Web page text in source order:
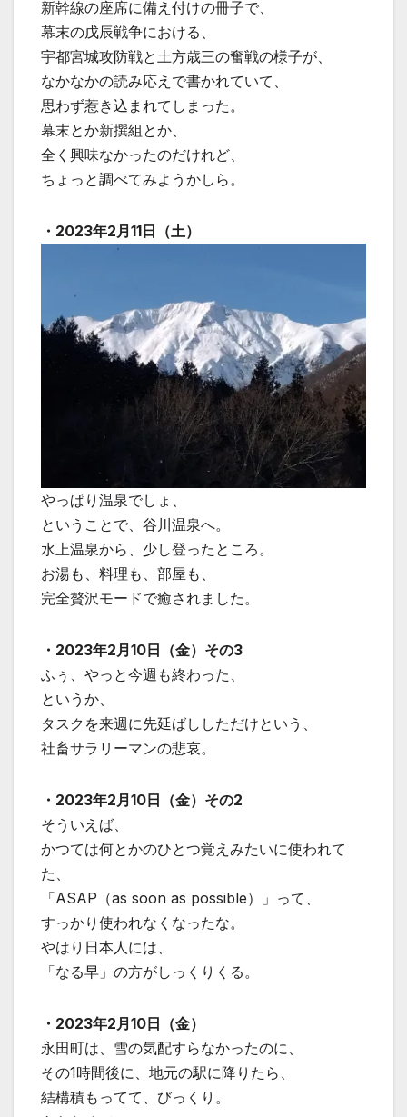
新幹線の座席に備え付けの冊子で、
幕末の戊辰戦争における、
宇都宮城攻防戦と土方歳三の奮戦の様子が、
なかなかの読み応えで書かれていて、
思わず惹き込まれてしまった。
幕末とか新撰組とか、
全く興味なかったのだけれど、
ちょっと調べてみようかしら。
・2023年2月11日（土）
やっぱり温泉でしょ、
ということで、谷川温泉へ。
水上温泉から、少し登ったところ。
お湯も、料理も、部屋も、
完全贅沢モードで癒されました。
・2023年2月10日（金）その3
ふぅ、やっと今週も終わった、
というか、
タスクを来週に先延ばししただけという、
社畜サラリーマンの悲哀。
・2023年2月10日（金）その2
そういえば、
かつては何とかのひとつ覚えみたいに使われて
た、
「ASAP（as soon as possible）」って、
すっかり使われなくなったな。
やはり日本人には、
「なる早」の方がしっくりくる。
・2023年2月10日（金）
永田町は、雪の気配すらなかったのに、
その1時間後に、地元の駅に降りたら、
結構積もってて、びっくり。